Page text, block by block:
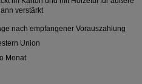
verstärkt
nach empfangener Vorauszahlung
Union
Monat